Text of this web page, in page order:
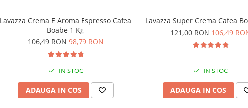
Lavazza Crema E Aroma Espresso Cafea
Boabe 1 Kg
106,49 RON98,79 RON
IN STOC
ADAUGA IN COS
Lavazza Super Crema Cafea
121,00 RON106,49
IN STOC
ADAUGA IN COS